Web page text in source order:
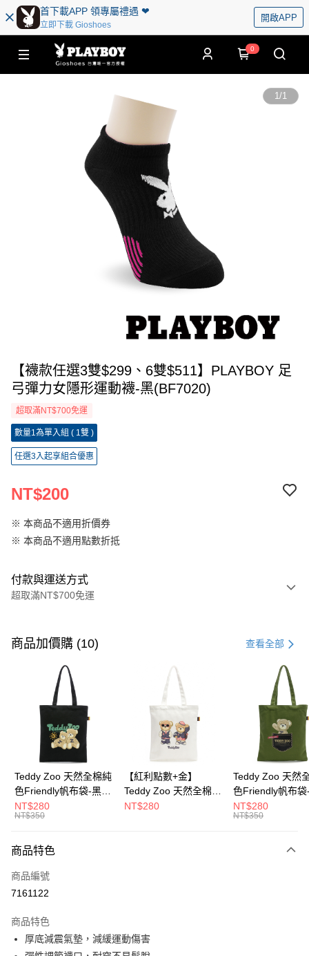
首下載APP 領專屬禮遇 ❤︎
立即下載 Gioshoes
開啟APP
0
1/1
【襪款任選3雙$299、6雙$511】PLAYBOY 足
弓彈力女隱形運動襪-黑(BF7020)
超取滿NT$700免運
數量1為單入組 ( 1雙 )
任選3入起享組合優惠
NT$200
※ 本商品不適用折價券
※ 本商品不適用點數折抵
付款與運送方式
超取滿NT$700免運
信用卡一次付款
超商取貨付款
Apple Pay
街口支付
大哥付你分期
相關說明
2.付款方式選擇「大哥付你分期」，訂單成立後會自動跳轉到大哥付的交易
成交易。
3.實際核准額度、可分期數及費用金額請依後續交易確認頁面所載為準。
消。如遇「轉專審核」未通過狀況，表示未達大哥付你分期系統評分，恕無
法說明評估內容。
【繳款方式說明】
1.分期款項不併入電信帳單，「大哥付你分期」於每月結算日後寄送繳費提
運送方式
全家取貨付款
付款後全家取貨
商品加價購 (10) 查看全部
Teddy Zoo 天然全棉純
色Friendly帆布袋-黑色
(TZB107)
NT$280
NT$350
【紅利點數+金】
Teddy Zoo 天然全棉純
色Friendly帆布袋-白色
NT$280
Teddy Zoo 天然
色Friendly帆布袋
色(TZB107)
NT$280
NT$350
商品特色
商品編號
7161122
商品特色
厚底減震氣墊，減緩運動傷害